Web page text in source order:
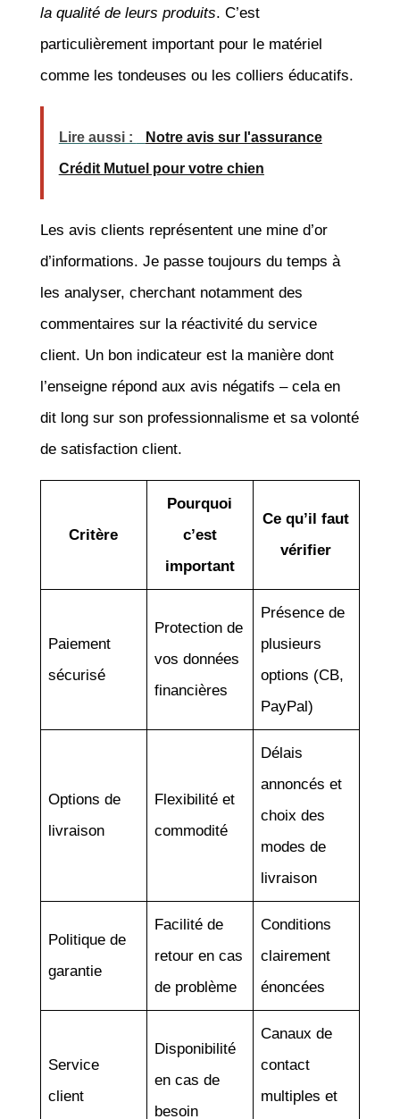
la qualité de leurs produits. C’est
particulièrement important pour le matériel
comme les tondeuses ou les colliers éducatifs.
Lire aussi : Notre avis sur l'assurance
Crédit Mutuel pour votre chien
Les avis clients représentent une mine d’or
d’informations. Je passe toujours du temps à
les analyser, cherchant notamment des
commentaires sur la réactivité du service
client. Un bon indicateur est la manière dont
l’enseigne répond aux avis négatifs – cela en
dit long sur son professionnalisme et sa volonté
de satisfaction client.
Critère
Pourquoi
c’est
important
Ce qu’il faut
vérifier
Paiement
sécurisé
Protection de
vos données
financières
Présence de
plusieurs
options (CB,
PayPal)
Options de
livraison
Flexibilité et
commodité
Délais
annoncés et
choix des
modes de
livraison
Politique de
garantie
Facilité de
retour en cas
de problème
Conditions
clairement
énoncées
Service
client
Disponibilité
en cas de
besoin
Canaux de
contact
multiples et